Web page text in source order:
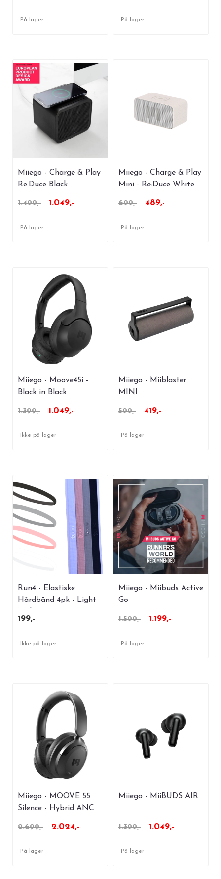
På lager På lager
Miiego - Charge & Play
Re:Duce Black
1.499,- 1.049,-
På lager
Miiego - Charge & Play
Mini - Re:Duce White
699,- 489,-
På lager
Miiego - Moove45i -
Black in Black
1.399,- 1.049,-
Ikke på lager
Miiego - Miiblaster
MINI
599,- 419,-
På lager
Run4 - Elastiske
Hårdbånd 4pk - Light
199,-
Ikke på lager
Miiego - Miibuds Active
Go
1.599,- 1.199,-
På lager
Miiego - MOOVE 55
Silence - Hybrid ANC
2.699,-
2.024,-
På lager
Miiego - MiiBUDS AIR
1.399,- 1.049,-
På lager